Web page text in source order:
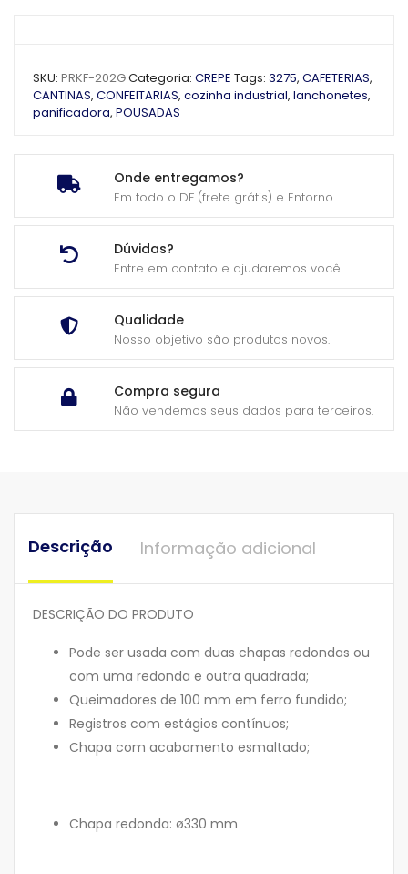
Onde entregamos?
Em todo o DF (frete grátis) e Entorno.
Dúvidas?
Entre em contato e ajudaremos você.
Qualidade
Nosso objetivo são produtos novos.
Compra segura
Não vendemos seus dados para terceiros.
SKU: PRKF-202GCategoria: CREPE Tags: 3275, CAFETERIAS,
CANTINAS, CONFEITARIAS, cozinha industrial, lanchonetes,
panificadora, POUSADAS
Descrição Informação adicional
DESCRIÇÃO DO PRODUTO
Pode ser usada com duas chapas redondas ou
com uma redonda e outra quadrada;
Queimadores de 100 mm em ferro fundido;
Registros com estágios contínuos;
Chapa com acabamento esmaltado;
Chapa redonda: ø330 mm